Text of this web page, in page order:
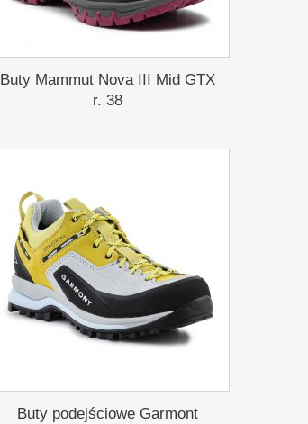
Buty Mammut Nova III Mid GTX
r. 38
Buty podejściowe Garmont